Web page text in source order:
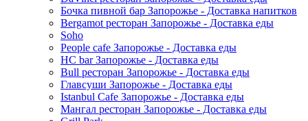
Бочка пивной бар Запорожье - Доставка напитков
Bergamot ресторан Запорожье - Доставка еды
Soho
People cafe Запорожье - Доставка еды
HC bar Запорожье - Доставка еды
Bull ресторан Запорожье - Доставка еды
Главсуши Запорожье - Доставка еды
Istanbul Cafe Запорожье - Доставка еды
Мангал ресторан Запорожье - Доставка еды